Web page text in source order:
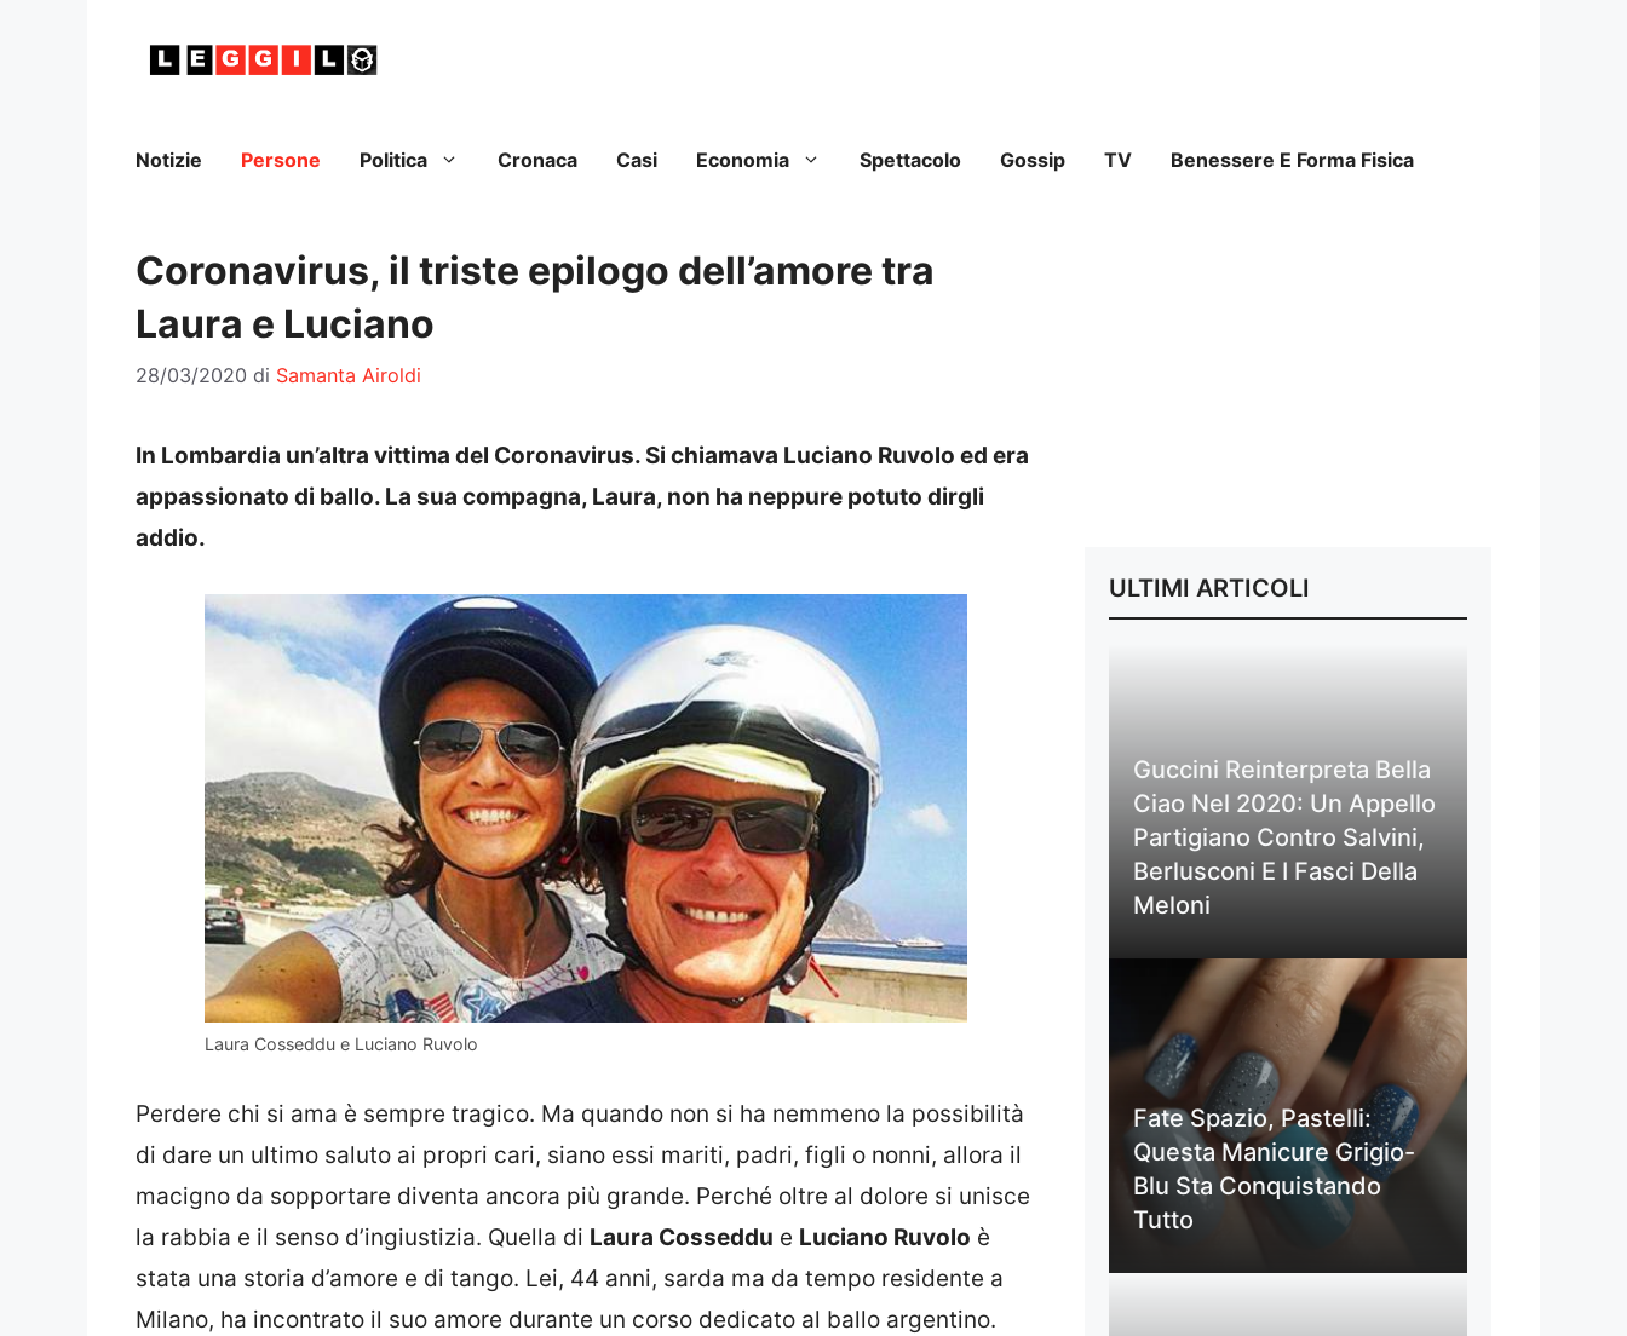
Notizie Persone Politica Cronaca Casi Economia Spettacolo Gossip TV Benessere E Forma Fisica
Coronavirus, il triste epilogo dell’amore tra
Laura e Luciano
28/03/2020 di Samanta Airoldi
In Lombardia un’altra vittima del Coronavirus. Si chiamava Luciano Ruvolo ed era
appassionato di ballo. La sua compagna, Laura, non ha neppure potuto dirgli
addio.
Laura Cosseddu e Luciano Ruvolo
Perdere chi si ama è sempre tragico. Ma quando non si ha nemmeno la possibilità
di dare un ultimo saluto ai propri cari, siano essi mariti, padri, figli o nonni, allora il
macigno da sopportare diventa ancora più grande. Perché oltre al dolore si unisce
la rabbia e il senso d’ingiustizia. Quella di Laura Cosseddu e Luciano Ruvolo è
stata una storia d’amore e di tango. Lei, 44 anni, sarda ma da tempo residente a
Milano, ha incontrato il suo amore durante un corso dedicato al ballo argentino.
ULTIMI ARTICOLI
Guccini Reinterpreta Bella
Ciao Nel 2020: Un Appello
Partigiano Contro Salvini,
Berlusconi E I Fasci Della
Meloni
Fate Spazio, Pastelli:
Questa Manicure Grigio-
Blu Sta Conquistando
Tutto